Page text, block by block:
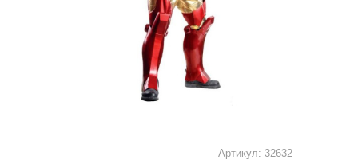
Артикул: 32632